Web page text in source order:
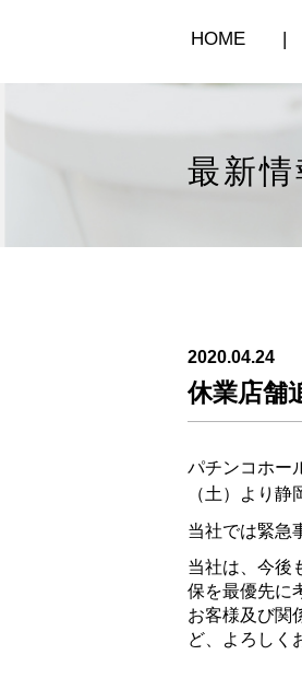
HOME |
最新情
2020.04.24
休業店舗
パチンコホー
（土）より
当社では緊急
当社は、今後
保を最優先に
お客様及び関
ど、よろしく